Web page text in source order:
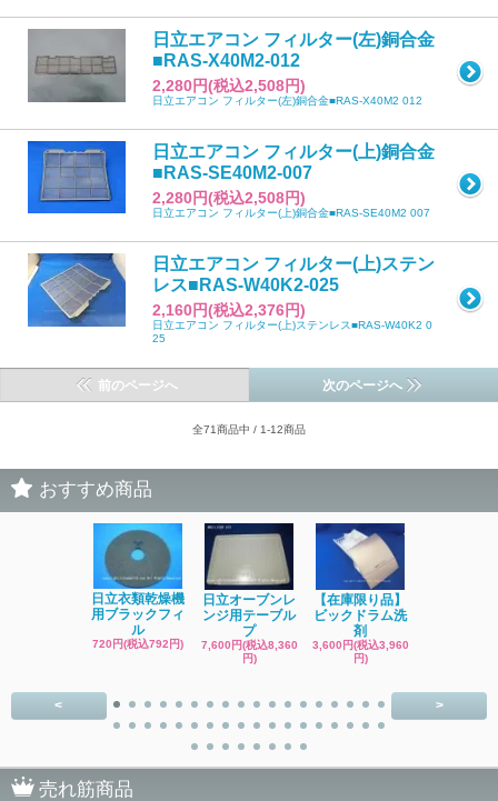
日立エアコン フィルター(左)銅合金
■RAS-X40M2-012
2,280円(税込2,508円)
日立エアコン フィルター(左)銅合金■RAS-X40M2 012
日立エアコン フィルター(上)銅合金
■RAS-SE40M2-007
2,280円(税込2,508円)
日立エアコン フィルター(上)銅合金■RAS-SE40M2 007
日立エアコン フィルター(上)ステン
レス■RAS-W40K2-025
2,160円(税込2,376円)
日立エアコン フィルター(上)ステンレス■RAS-W40K2 0
25
前のページへ 次のページへ
全71商品中 / 1-12商品
おすすめ商品
日立衣類乾燥機
用ブラックフィ
ル
720円(税込792円)
日立オーブンレ
ンジ用テーブル
プ
7,600円(税込8,360
円)
【在庫限り品】
ビックドラム洗
剤
3,600円(税込3,960
円)
< >
売れ筋商品